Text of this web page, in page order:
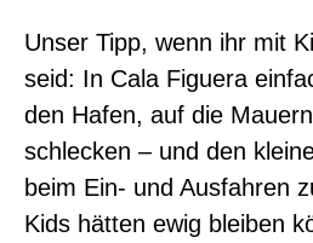
Unser Tipp, wenn ihr mit
seid: In Cala Figuera
den Hafen, auf die
schlecken – und den
beim Ein- und Ausfahren
Kids hätten ewig bleiben